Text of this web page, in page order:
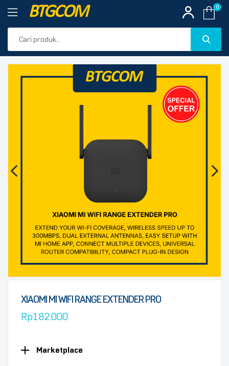
BTGCOM 0
PRODUK UNGGULAN
🔍
XIAOMI MI WIFI RANGE EXTENDER PRO
Rp182.000
Marketplace